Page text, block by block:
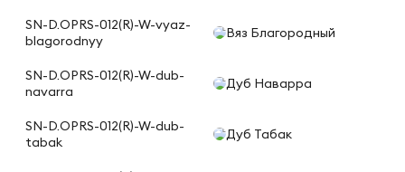
SN-D.OPRS-012(R)-W-vyaz-
blagorodnyy
Вяз Благородный
SN-D.OPRS-012(R)-W-dub-
navarra
Дуб Наварра
SN-D.OPRS-012(R)-W-dub-
tabak
Дуб Табак